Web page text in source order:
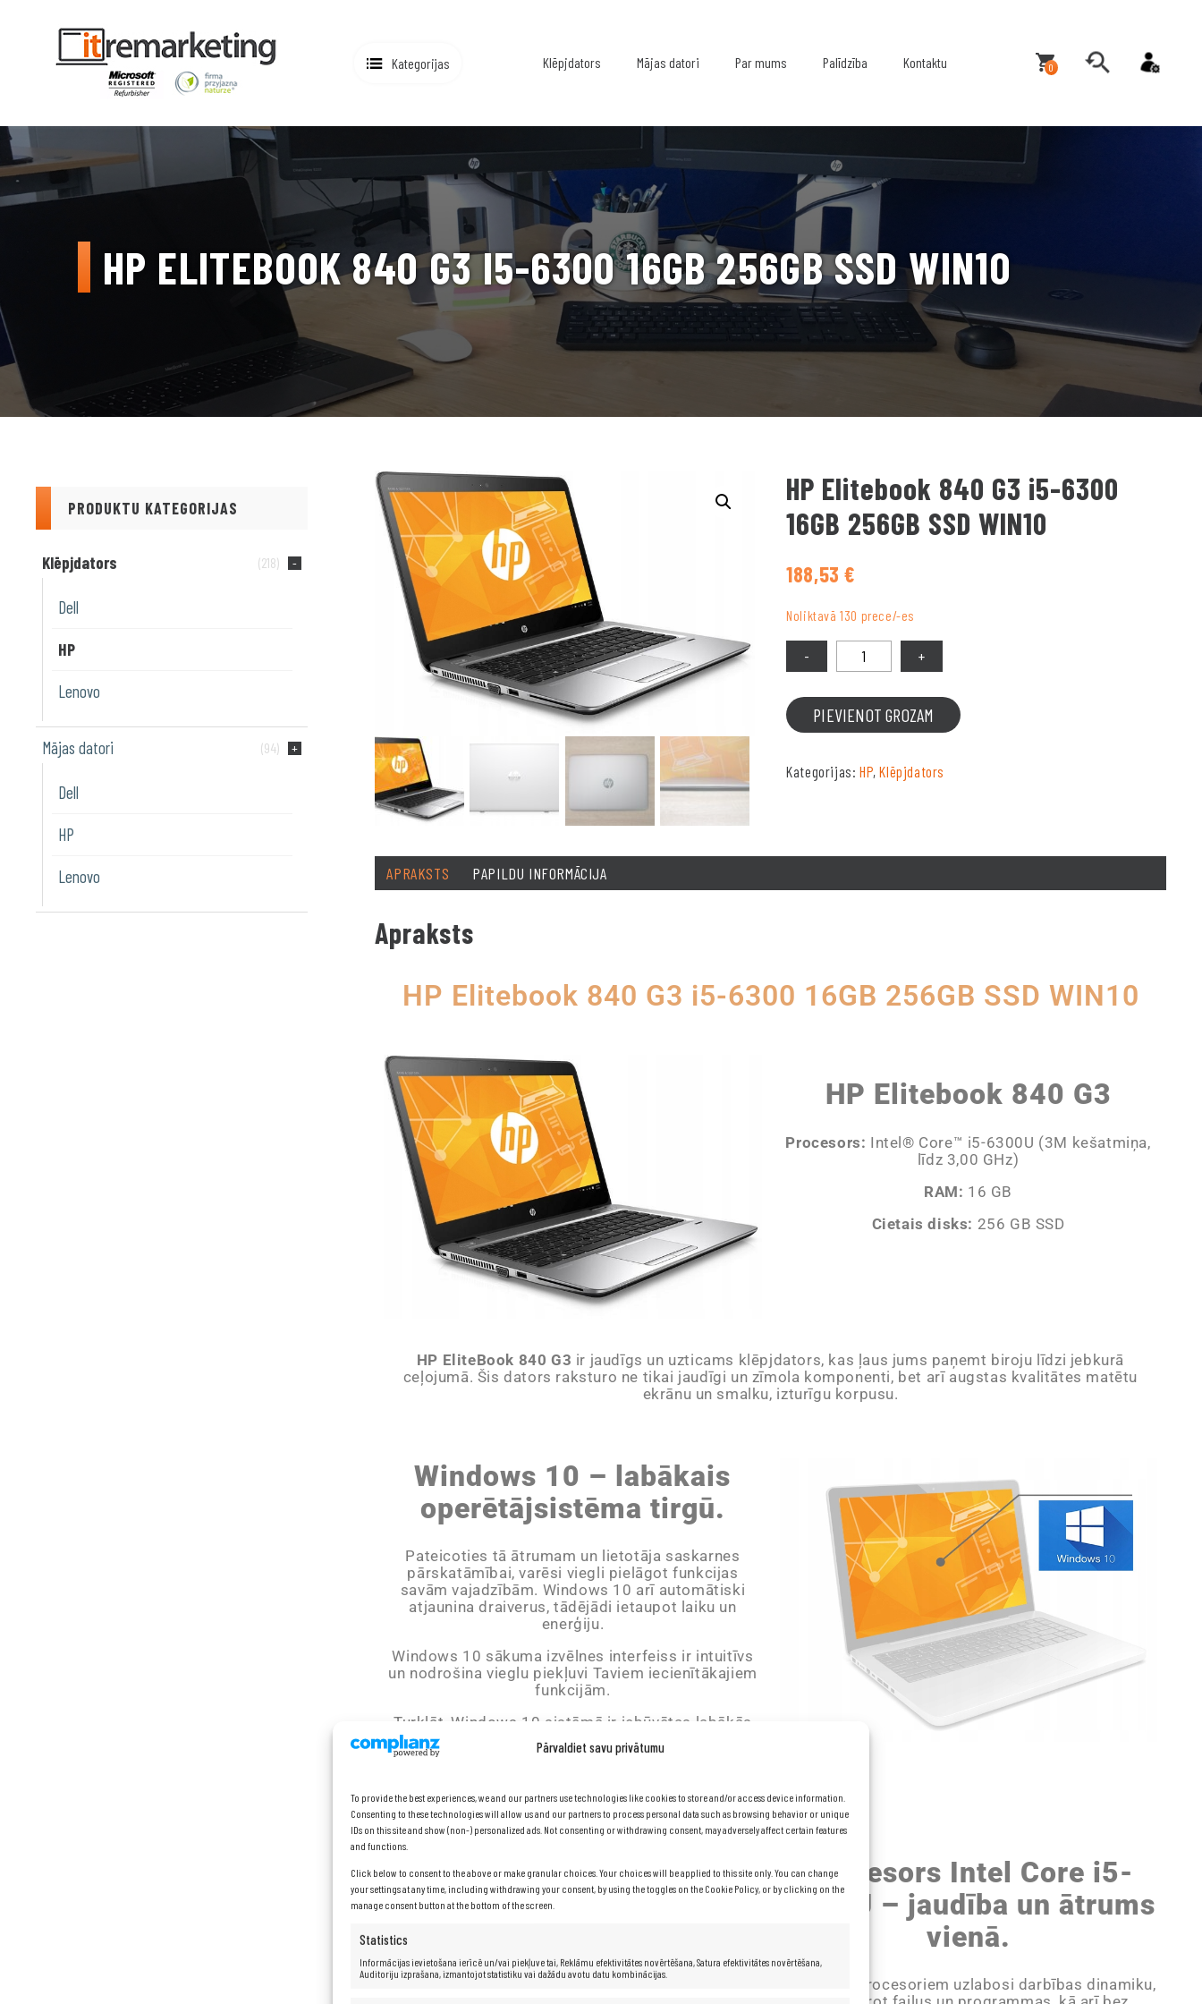
Pārvaldiet savu privātumu
To provide the best experiences, we and our partners use technologies like cookies to store and/or access device information.
Consenting to these technologies will allow us and our partners to process personal data such as browsing behavior or unique
IDs on this site and show (non-) personalized ads. Not consenting or withdrawing consent, may adversely affect certain features
and functions.
Click below to consent to the above or make granular choices. Your choices will be applied to this site only. You can change
your settings at any time, including withdrawing your consent, by using the toggles on the Cookie Policy, or by clicking on the
manage consent button at the bottom of the screen.
Statistics
Informācijas ievietošana ierīcē un/vai piekļuve tai, Reklāmu efektivitātes novērtēšana, Satura efektivitātes novērtēšana,
Auditoriju izprašana, izmantojot statistiku vai dažādu avotu datu kombinācijas.
Kategorijas Klēpjdators Mājas datori Par mums Palīdzība Kontaktu 0
HP ELITEBOOK 840 G3 I5-6300 16GB 256GB SSD WIN10
PRODUKTU KATEGORIJAS
Klēpjdators (218)
Dell
HP
Lenovo
Mājas datori (94)
Dell
HP
Lenovo
HP Elitebook 840 G3 i5-6300
16GB 256GB SSD WIN10
188,53€
Noliktavā 130 prece/-es
PIEVIENOT GROZAM
Kategorijas: HP,Klēpjdators
APRAKSTS PAPILDU INFORMĀCIJA
Apraksts
HP Elitebook 840 G3 i5-6300 16GB 256GB SSD WIN10
HP Elitebook 840 G3
Procesors: Intel® Core™ i5-6300U (3M kešatmiņa,
līdz 3,00 GHz)
RAM: 16 GB
Cietais disks: 256 GB SSD
HP EliteBook 840 G3 ir jaudīgs un uzticams klēpjdators, kas ļaus jums paņemt biroju līdzi jebkurā
ceļojumā. Šis dators raksturo ne tikai jaudīgi un zīmola komponenti, bet arī augstas kvalitātes matētu
ekrānu un smalku, izturīgu korpusu.
Windows 10 – labākais
operētājsistēma tirgū.
Pateicoties tā ātrumam un lietotāja saskarnes
pārskatāmībai, varēsi viegli pielāgot funkcijas
savām vajadzībām. Windows 10 arī automātiski
atjaunina draiverus, tādējādi ietaupot laiku un
enerģiju.
Windows 10 sākuma izvēlnes interfeiss ir intuitīvs
un nodrošina vieglu piekļuvi Taviem iecienītākajiem
funkcijām.
Turklāt, Windows 10 sistēmā ir iebūvētas labākās
drošības funkcijas, piemēram, ugunsdzēsējs un
interneta drošības funkcijas, kas efektīvi aizsargā
programmatūru.
Procesors Intel Core i5-
6300U – jaudība un ātrums
vienā.
Ar Core i5 procesoriem uzlabosi darbības dinamiku,